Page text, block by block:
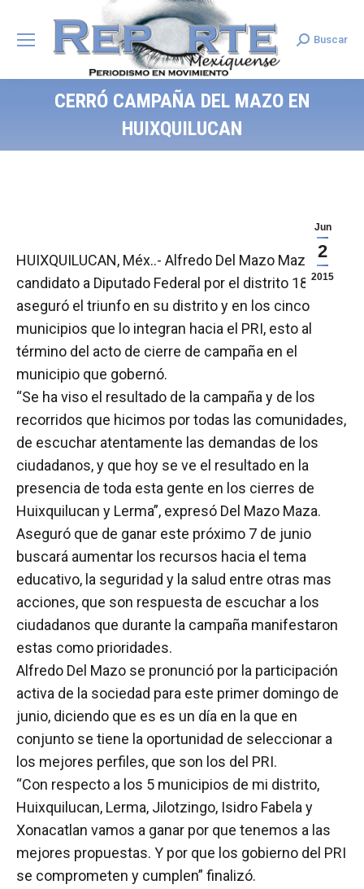
Search:
Buscar
CERRÓ CAMPAÑA DEL MAZO EN
HUIXQUILUCAN
Jun
2
2015
HUIXQUILUCAN, Méx..- Alfredo Del Mazo Maza,
candidato a Diputado Federal por el distrito 18
aseguró el triunfo en su distrito y en los cinco
municipios que lo integran hacia el PRI, esto al
término del acto de cierre de campaña en el
municipio que gobernó.
“Se ha viso el resultado de la campaña y de los
recorridos que hicimos por todas las comunidades,
de escuchar atentamente las demandas de los
ciudadanos, y que hoy se ve el resultado en la
presencia de toda esta gente en los cierres de
Huixquilucan y Lerma”, expresó Del Mazo Maza.
Aseguró que de ganar este próximo 7 de junio
buscará aumentar los recursos hacia el tema
educativo, la seguridad y la salud entre otras mas
acciones, que son respuesta de escuchar a los
ciudadanos que durante la campaña manifestaron
estas como prioridades.
Alfredo Del Mazo se pronunció por la participación
activa de la sociedad para este primer domingo de
junio, diciendo que es es un día en la que en
conjunto se tiene la oportunidad de seleccionar a
los mejores perfiles, que son los del PRI.
“Con respecto a los 5 municipios de mi distrito,
Huixquilucan, Lerma, Jilotzingo, Isidro Fabela y
Xonacatlan vamos a ganar por que tenemos a las
mejores propuestas. Y por que los gobierno del PRI
se comprometen y cumplen” finalizó.